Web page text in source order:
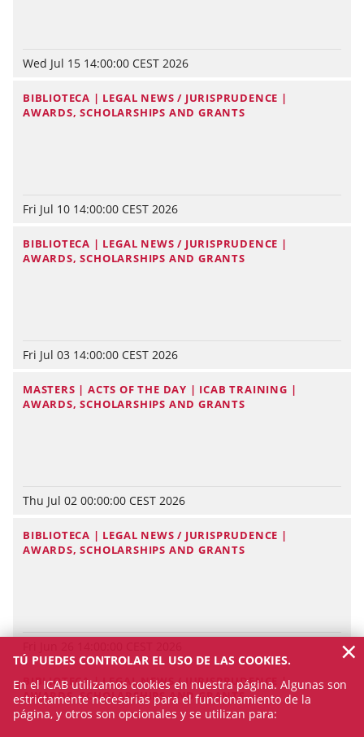
Wed Jul 15 14:00:00 CEST 2026
BIBLIOTECA | LEGAL NEWS / JURISPRUDENCE |
AWARDS, SCHOLARSHIPS AND GRANTS
Fri Jul 10 14:00:00 CEST 2026
BIBLIOTECA | LEGAL NEWS / JURISPRUDENCE |
AWARDS, SCHOLARSHIPS AND GRANTS
Fri Jul 03 14:00:00 CEST 2026
MASTERS | ACTS OF THE DAY | ICAB TRAINING |
AWARDS, SCHOLARSHIPS AND GRANTS
Thu Jul 02 00:00:00 CEST 2026
BIBLIOTECA | LEGAL NEWS / JURISPRUDENCE |
AWARDS, SCHOLARSHIPS AND GRANTS
BIBLIOTECA | LEGAL NEWS / JURISPRUDENCE |
AWARDS, SCHOLARSHIPS AND GRANTS
TÚ PUEDES CONTROLAR EL USO DE LAS COOKIES.
En el ICAB utilizamos cookies en nuestra página. Algunas son
estrictamente necesarias para el funcionamiento de la
página, y otros son opcionales y se utilizan para:
×